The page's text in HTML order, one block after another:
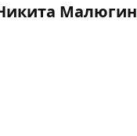
Малюгин